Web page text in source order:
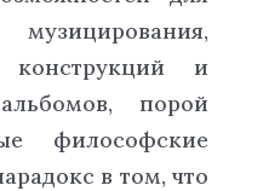
конструкций и
порой
философские
в том, что